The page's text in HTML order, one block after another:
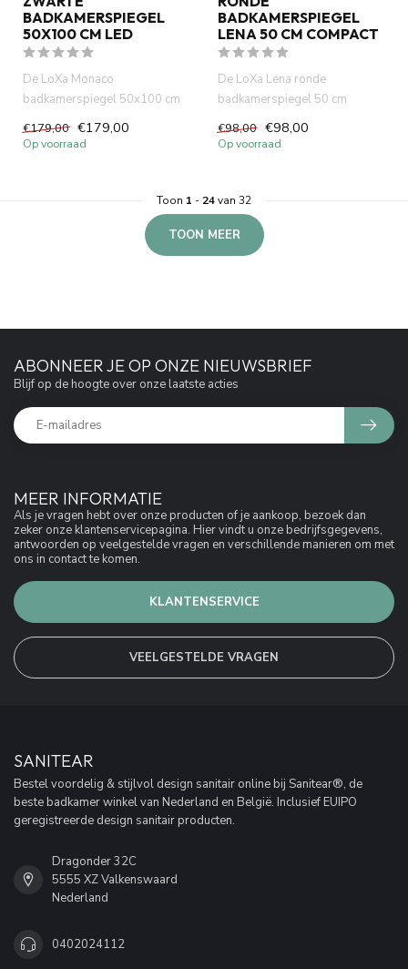
BADKAMERSPIEGEL
50X100 CM LED
De LoXa Monaco
badkamerspiegel 50x100 cm
met zwarte lijst combineert een
stijlvo...
€179,00 €179,00
Op voorraad
BADKAMERSPIEGEL
LENA 50 CM COMPACT
De LoXa Lena ronde
badkamerspiegel 50 cm
combineert een compact rond
design met ...
€98,00 €98,00
Op voorraad
Toon 1 - 24van 32
TOON MEER
MEER INFORMATIE
Als je vragen hebt over onze producten of je aankoop, bezoek dan
zeker onze klantenservicepagina. Hier vindt u onze bedrijfsgegevens,
antwoorden op veelgestelde vragen en verschillende manieren om met
ons in contact te komen.
KLANTENSERVICE
VEELGESTELDE VRAGEN
ABONNEER JE OP ONZE NIEUWSBRIEF
Blijf op de hoogte over onze laatste acties
SANITEAR
Bestel voordelig & stijlvol design sanitair online bij Sanitear®, de
beste badkamer winkel van Nederland en België. Inclusief EUIPO
geregistreerde design sanitair producten.
Dragonder 32C
5555 XZ Valkenswaard
Nederland
0402024112